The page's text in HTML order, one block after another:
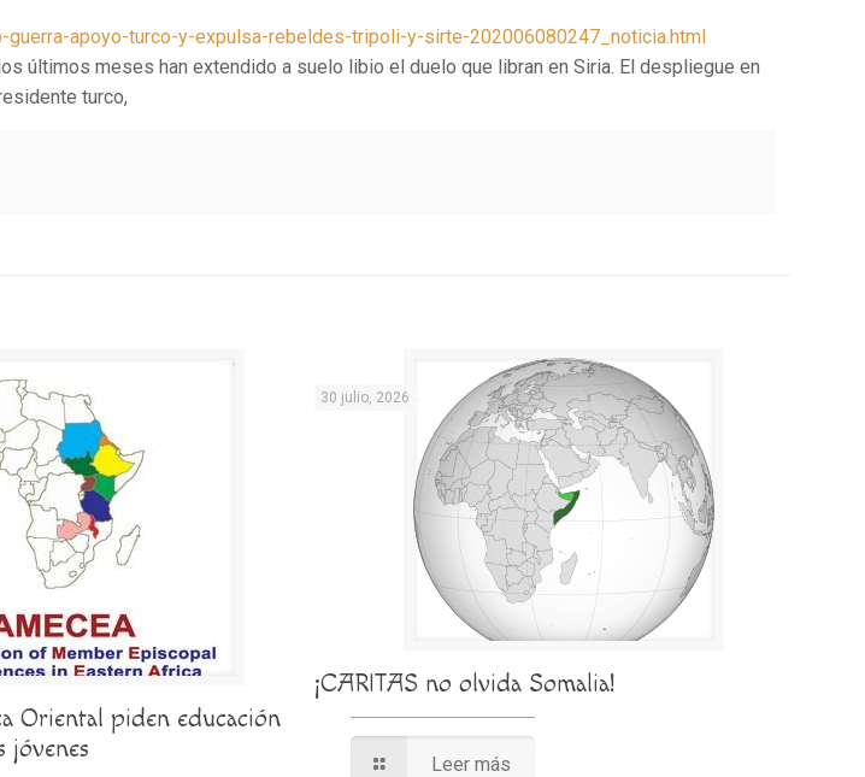
apoyo-turco-y-expulsa-rebeldes-tripoli-y-sirte-202006080247_noticia.html
últimos meses han extendido a suelo libio el duelo que libran en Siria. El despliegue en
turco,
Oriental piden educación
jóvenes
30 julio, 2026
¡CARITAS no olvida Somalia!
Leer más